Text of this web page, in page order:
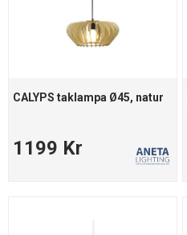
CALYPS taklampa Ø45, natur
1199 Kr